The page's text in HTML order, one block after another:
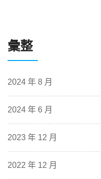
彙整
2024 年 8 月
2024 年 6 月
2023 年 12 月
2022 年 12 月